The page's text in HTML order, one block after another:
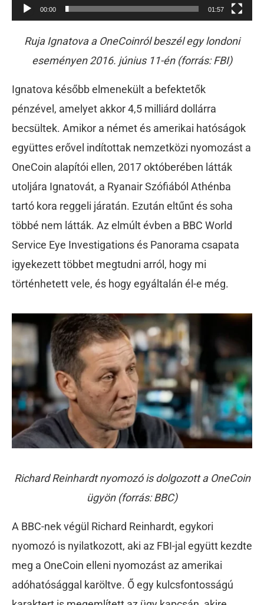
00:00 01:57
Ruja Ignatova a OneCoinról beszél egy londoni
eseményen 2016. június 11-én (forrás: FBI)
Ignatova később elmenekült a befektetők
pénzével, amelyet akkor 4,5 milliárd dollárra
becsültek. Amikor a német és amerikai hatóságok
együttes erővel indítottak nemzetközi nyomozást a
OneCoin alapítói ellen, 2017 októberében látták
utoljára Ignatovát, a Ryanair Szófiából Athénba
tartó kora reggeli járatán. Ezután eltűnt és soha
többé nem látták. Az elmúlt évben a BBC World
Service Eye Investigations és Panorama csapata
igyekezett többet megtudni arról, hogy mi
történhetett vele, és hogy egyáltalán él-e még.
Richard Reinhardt nyomozó is dolgozott a OneCoin
ügyön (forrás: BBC)
A BBC-nek végül Richard Reinhardt, egykori
nyomozó is nyilatkozott, aki az FBI-jal együtt kezdte
meg a OneCoin elleni nyomozást az amerikai
adóhatósággal karöltve. Ő egy kulcsfontosságú